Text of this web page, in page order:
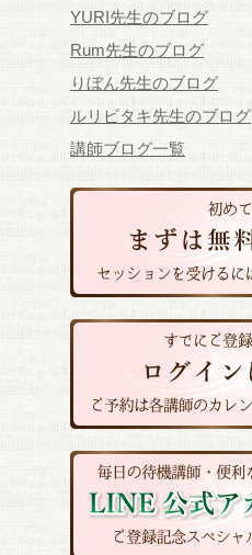
YURI先生のブログ
Rum先生のブログ
りぼん先生のブログ
ルリビタキ先生のブログ
講師ブログ一覧